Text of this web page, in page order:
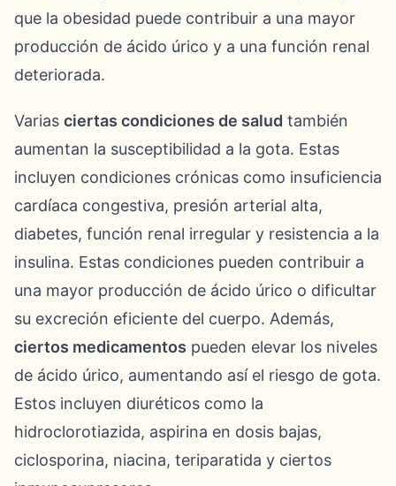
que la obesidad puede contribuir a una mayor
producción de ácido úrico y a una función renal
deteriorada.
Varias ciertas condiciones de salud también
aumentan la susceptibilidad a la gota. Estas
incluyen condiciones crónicas como insuficiencia
cardíaca congestiva, presión arterial alta,
diabetes, función renal irregular y resistencia a la
insulina. Estas condiciones pueden contribuir a
una mayor producción de ácido úrico o dificultar
su excreción eficiente del cuerpo. Además,
ciertos medicamentos pueden elevar los niveles
de ácido úrico, aumentando así el riesgo de gota.
Estos incluyen diuréticos como la
hidroclorotiazida, aspirina en dosis bajas,
ciclosporina, niacina, teriparatida y ciertos